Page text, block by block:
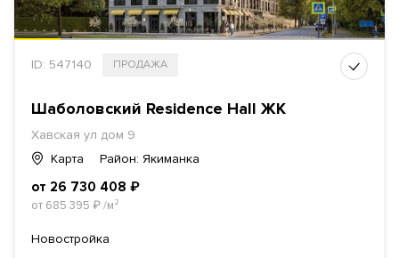
ID: 547140 ПРОДАЖА
Шаболовский Residence Hall ЖК
Хавская ул дом 9
Карта
Район: Якиманка
от 26 730 408 ₽
от 685 395 ₽/м²
Новостройка